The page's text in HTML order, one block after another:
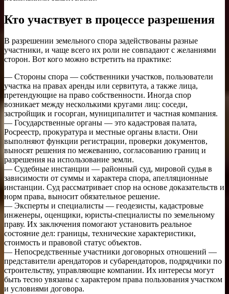
Кто участвует в процессе разрешения
В разрешении земельного спора задействованы разные
участники, и чаще всего их роли не совпадают с желаниями
сторон. Вот кого можно встретить на практике:
— Стороны спора — собственники участков, пользователи
участка на правах аренды или сервитута, а также лица,
претендующие на право собственности. Иногда спор
возникает между несколькими кругами лиц: соседи,
застройщик и госорган, муниципалитет и частная компания.
— Государственные органы — это кадастровая палата,
Росреестр, прокуратура и местные органы власти. Они
выполняют функции регистрации, проверки документов,
выносят решения по межеванию, согласованию границ и
разрешения на использование земли.
— Судебные инстанции — районный суд, мировой судья в
зависимости от суммы и характера спора, апелляционные
инстанции. Суд рассматривает спор на основе доказательств и
норм права, выносит обязательное решение.
— Эксперты и специалисты — геодезисты, кадастровые
инженеры, оценщики, юристы-специалисты по земельному
праву. Их заключения помогают установить реальное
состояние дел: границы, технические характеристики,
стоимость и правовой статус объектов.
— Непосредственные участники договорных отношений —
представители арендаторов и субарендаторов, подрядчики по
строительству, управляющие компании. Их интересы могут
быть тесно увязаны с характером права пользования участком
и условиями договора.